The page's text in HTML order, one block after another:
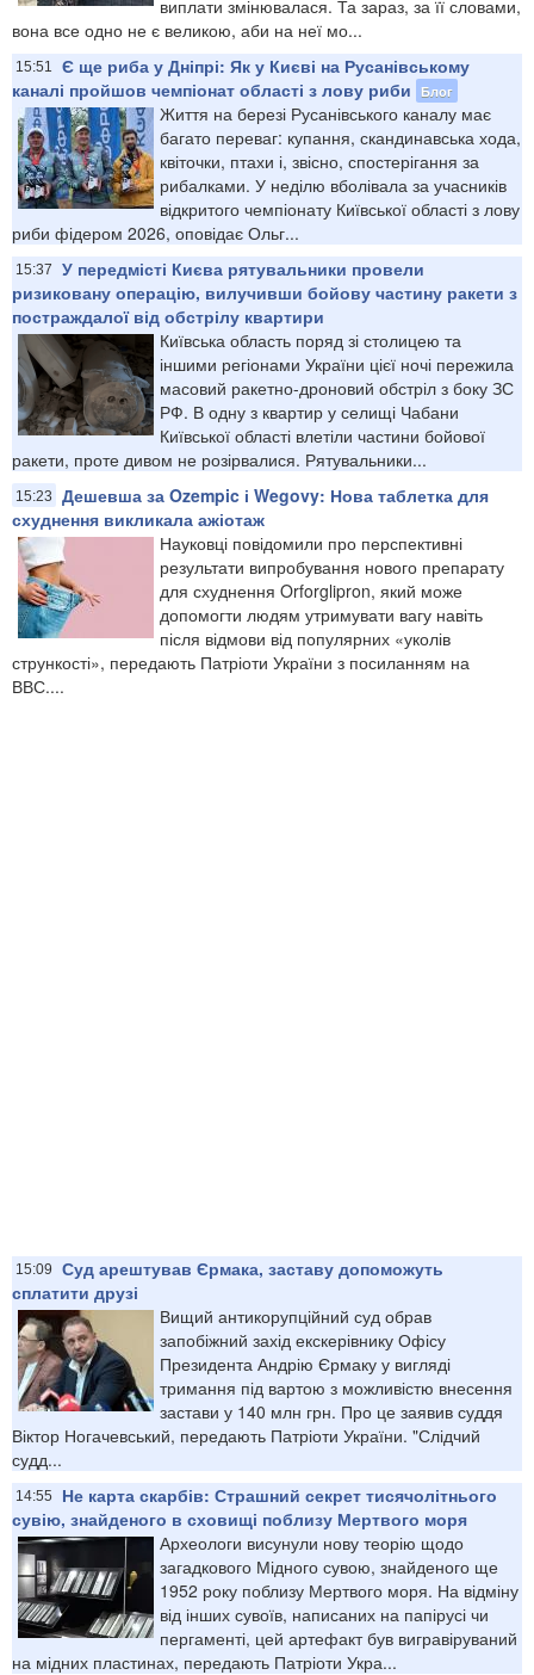
виплати змінювалася. Та зараз, за її словами,
вона все одно не є великою, аби на неї мо...
15:51
Є ще риба у Дніпрі: Як у Києві на Русанівському
каналі пройшов чемпіонат області з лову риби
Блог
Життя на березі Русанівського каналу має
багато переваг: купання, скандинавська хода,
квіточки, птахи і, звісно, спостерігання за
рибалками. У неділю вболівала за учасників
відкритого чемпіонату Київської області з лову
риби фідером 2026, оповідає Ольг...
15:37
У передмісті Києва рятувальники провели
ризиковану операцію, вилучивши бойову частину ракети з
постраждалої від обстрілу квартири
Київська область поряд зі столицею та
іншими регіонами України цієї ночі пережила
масовий ракетно-дроновий обстріл з боку ЗС
РФ. В одну з квартир у селищі Чабани
Київської області влетіли частини бойової
ракети, проте дивом не розірвалися. Рятувальники...
15:23
Дешевша за Ozempic і Wegovy: Нова таблетка для
схуднення викликала ажіотаж
Науковці повідомили про перспективні
результати випробування нового препарату
для схуднення Orforglipron, який може
допомогти людям утримувати вагу навіть
після відмови від популярних «уколів
стрункості», передають Патріоти України з посиланням на
ВВС....
15:09
Суд арештував Єрмака, заставу допоможуть
сплатити друзі
‎Вищий антикорупційний суд обрав
запобіжний захід екскерівнику Офісу
Президента Андрію Єрмаку у вигляді
тримання під вартою з можливістю внесення
застави у 140 млн грн. ‎Про це заявив суддя
Віктор Ногачевський, передають Патріоти України. "Слідчий
судд...
14:55
Не карта скарбів: Страшний секрет тисячолітнього
сувію, знайденого в сховищі поблизу Мертвого моря
Археологи висунули нову теорію щодо
загадкового Мідного сувою, знайденого ще
1952 року поблизу Мертвого моря. На відміну
від інших сувоїв, написаних на папірусі чи
пергаменті, цей артефакт був вигравіруваний
на мідних пластинах, передають Патріоти Укра...